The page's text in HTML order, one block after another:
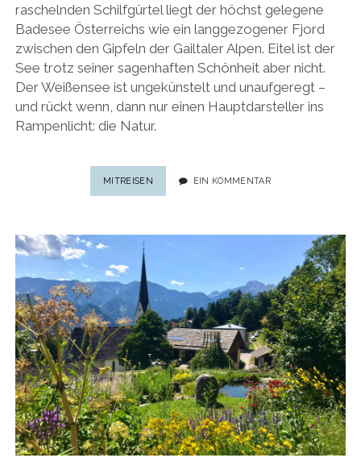
raschelnden Schilfgürtel liegt der höchst gelegene
Badesee Österreichs wie ein langgezogener Fjord
zwischen den Gipfeln der Gailtaler Alpen. Eitel ist der
See trotz seiner sagenhaften Schönheit aber nicht.
Der Weißensee ist ungekünstelt und unaufgeregt –
und rückt wenn, dann nur einen Hauptdarsteller ins
Rampenlicht: die Natur.
MITREISEN KÄRNTENS
KARIBIK:
WEISSENSEE
EIN KOMMENTAR